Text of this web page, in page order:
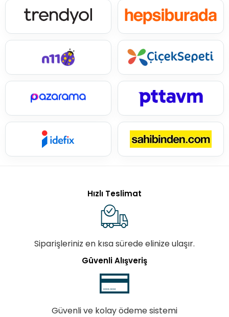
Hızlı Teslimat
Siparişleriniz en kısa sürede elinize ulaşır.
Güvenli Alışveriş
Güvenli ve kolay ödeme sistemi